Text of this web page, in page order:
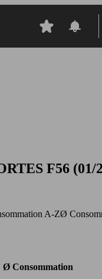
F56 (01/
A-ZØ
Ø Consommation